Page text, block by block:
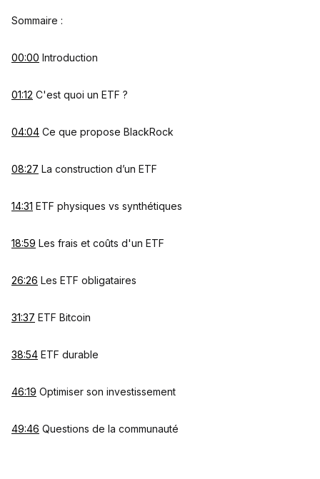
Sommaire :
00:00 Introduction
01:12 C'est quoi un ETF ?
04:04 Ce que propose BlackRock
08:27 La construction d’un ETF
14:31 ETF physiques vs synthétiques
18:59 Les frais et coûts d'un ETF
26:26 Les ETF obligataires
31:37 ETF Bitcoin
38:54 ETF durable
46:19 Optimiser son investissement
49:46 Questions de la communauté